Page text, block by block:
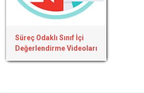
Süreç Odaklı Sınıf İçi
Değerlendirme Videoları